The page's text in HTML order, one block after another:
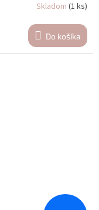
Skladom (1 ks)
Do košíka